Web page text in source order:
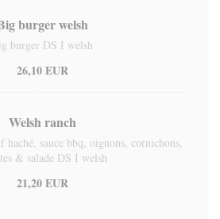
burger welsh
burger DS I welsh
26,10 EUR
Welsh ranch
haché, sauce bbq, oignons, cornichons,
& salade DS I welsh
21,20 EUR